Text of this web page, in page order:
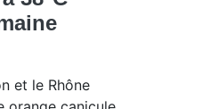
et le Rhône